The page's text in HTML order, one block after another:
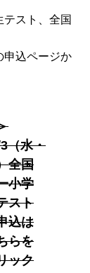
スト、全国
申込ページか
（水・
全国
小学
スト
込は
らを
ック